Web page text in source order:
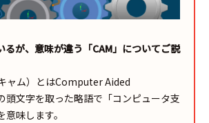
るが、意味が違う「CAM」についてご説
ャム）とはComputer Aided
文字を取った略語で「コンピュータ支
味します。